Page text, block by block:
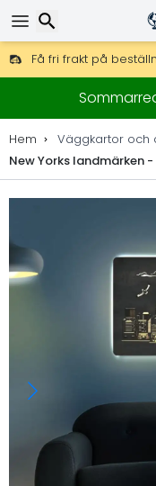
Få fri frakt på
DHL Express över
30 dagar för retur,
Hem Väggkartor och
New Yorks landmärken